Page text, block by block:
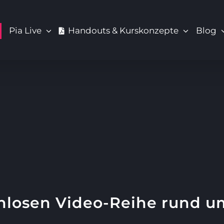
Pia Live Handouts & Kurskonzepte Blog
Video-Reihe rund